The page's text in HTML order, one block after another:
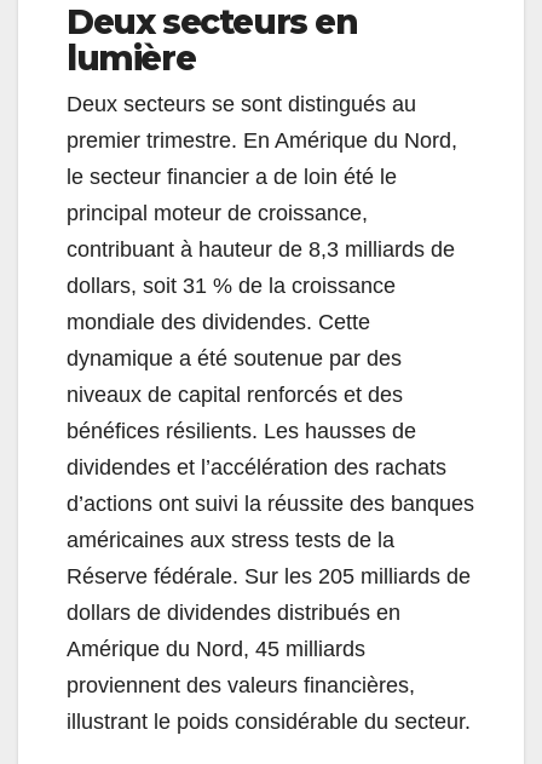
Deux secteurs en
lumière
Deux secteurs se sont distingués au
premier trimestre. En Amérique du Nord,
le secteur financier a de loin été le
principal moteur de croissance,
contribuant à hauteur de 8,3 milliards de
dollars, soit 31 % de la croissance
mondiale des dividendes. Cette
dynamique a été soutenue par des
niveaux de capital renforcés et des
bénéfices résilients. Les hausses de
dividendes et l’accélération des rachats
d’actions ont suivi la réussite des banques
américaines aux stress tests de la
Réserve fédérale. Sur les 205 milliards de
dollars de dividendes distribués en
Amérique du Nord, 45 milliards
proviennent des valeurs financières,
illustrant le poids considérable du secteur.